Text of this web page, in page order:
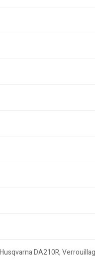
DA210R,